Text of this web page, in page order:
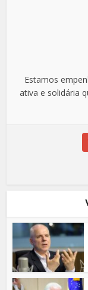
Estamos
ativa e solidária